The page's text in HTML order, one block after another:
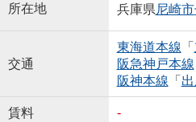
所在地 兵庫県尼崎市
交通
東海道本線 「
阪急神戸本線
阪神本線 「
賃料 -